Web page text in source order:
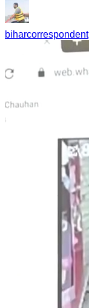
biharcorrespondent